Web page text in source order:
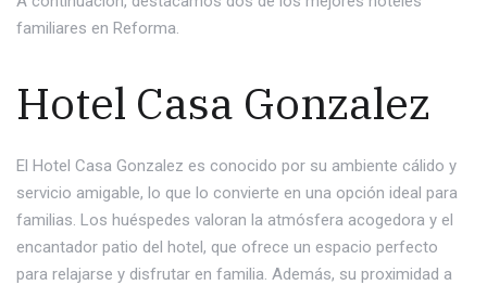
familiares en Reforma.
Hotel Casa Gonzalez
El Hotel Casa Gonzalez es conocido por su ambiente cálido y
servicio amigable, lo que lo convierte en una opción ideal para
familias. Los huéspedes valoran la atmósfera acogedora y el
encantador patio del hotel, que ofrece un espacio perfecto
para relajarse y disfrutar en familia. Además, su proximidad a